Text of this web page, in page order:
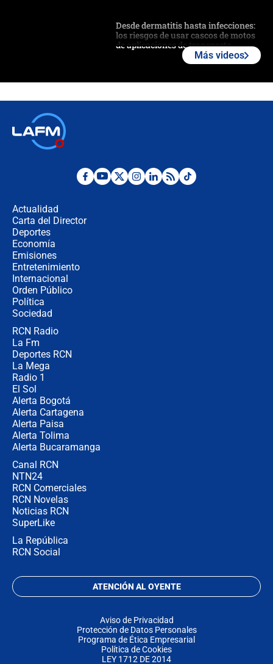
Desde dermatitis hasta infecciones:
los riesgos de usar cascos de motos
de aplicaciones de transporte
Posesión de Abelardo De La Espriella
Más videos
Actualidad
Carta del Director
Deportes
Economía
Emisiones
Entretenimiento
Internacional
Orden Público
Política
Sociedad
RCN Radio
La Fm
Deportes RCN
La Mega
Radio 1
El Sol
Alerta Bogotá
Alerta Cartagena
Alerta Paisa
Alerta Tolima
Alerta Bucaramanga
Canal RCN
NTN24
RCN Comerciales
RCN Novelas
Noticias RCN
SuperLike
La República
RCN Social
ATENCIÓN AL OYENTE
Aviso de Privacidad
Protección de Datos Personales
Programa de Ética Empresarial
Política de Cookies
LEY 1712 DE 2014